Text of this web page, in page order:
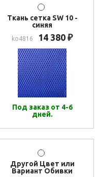
Ткань сетка SW 10 -
синяя
ko4816 14 380 ₽
Под заказ от 4-6
дней.
Другой Цвет или
Вариант Обивки